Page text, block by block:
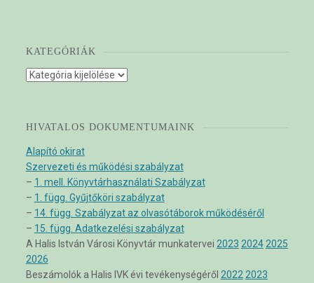
KATEGÓRIÁK
Kategóriák
HIVATALOS DOKUMENTUMAINK
Alapító okirat
Szervezeti és működési szabályzat
– 1. mell. Könyvtárhasználati Szabályzat
– 1. függ. Gyűjtőköri szabályzat
– 14. függ. Szabályzat az olvasótáborok működéséről
– 15. függ. Adatkezelési szabályzat
A Halis István Városi Könyvtár munkatervei 2023 2024 2025
2026
Beszámolók a Halis IVK évi tevékenységéről 2022 2023